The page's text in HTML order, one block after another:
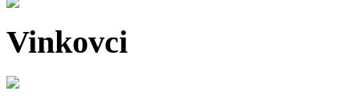
Vinkovci